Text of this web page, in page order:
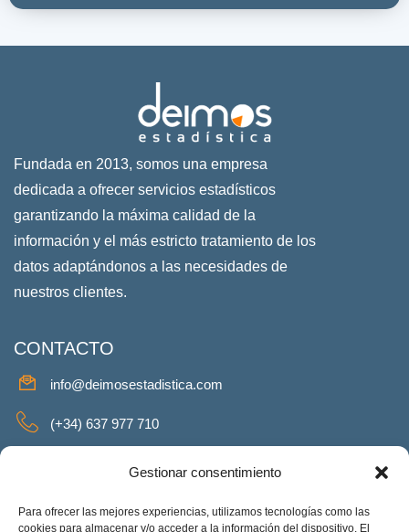
Gestionar consentimiento
Para ofrecer las mejores experiencias, utilizamos tecnologías como las
cookies para almacenar y/o acceder a la información del dispositivo. El
Fundada en 2013, somos una empresa
dedicada a ofrecer servicios estadísticos
garantizando la máxima calidad de la
información y el más estricto tratamiento de los
datos adaptándonos a las necesidades de
nuestros clientes.
CONTACTO
info@deimosestadistica.com
(+34) 637 977 710